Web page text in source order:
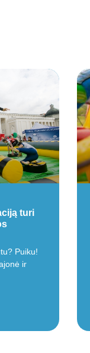
turi
Puiku!
ir